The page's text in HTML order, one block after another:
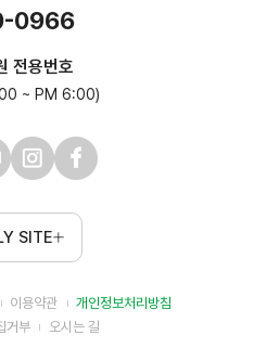
0966
전용번호
~ PM 6:00)
SITE
이용약관
개인정보처리방침
거부
오시는 길